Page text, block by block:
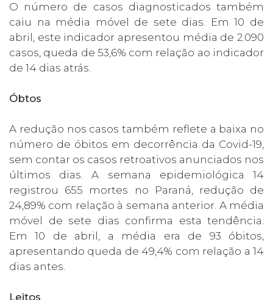
O número de casos diagnosticados também
caiu na média móvel de sete dias. Em 10 de
abril, este indicador apresentou média de 2.090
casos, queda de 53,6% com relação ao indicador
de 14 dias atrás.
Óbtos
A redução nos casos também reflete a baixa no
número de óbitos em decorrência da Covid-19,
sem contar os casos retroativos anunciados nos
últimos dias. A semana epidemiológica 14
registrou 655 mortes no Paraná, redução de
24,89% com relação à semana anterior. A média
móvel de sete dias confirma esta tendência.
Em 10 de abril, a média era de 93 óbitos,
apresentando queda de 49,4% com relação a 14
dias antes.
Leitos